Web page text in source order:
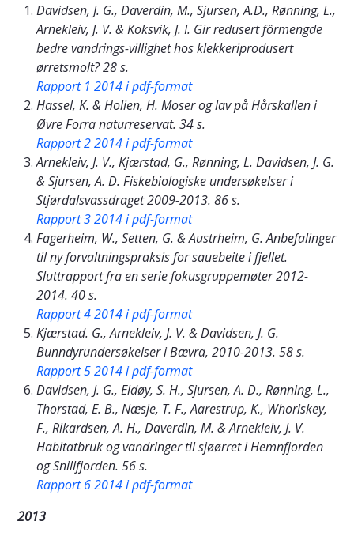
Davidsen, J. G., Daverdin, M., Sjursen, A.D., Rønning, L.,
Arnekleiv, J. V. & Koksvik, J. I. Gir redusert fôrmengde
bedre vandrings-villighet hos klekkeriprodusert
ørretsmolt? 28 s.
Rapport 1 2014 i pdf-format
Hassel, K. & Holien, H. Moser og lav på Hårskallen i
Øvre Forra naturreservat. 34 s.
Rapport 2 2014 i pdf-format
Arnekleiv, J. V., Kjærstad, G., Rønning, L. Davidsen, J. G.
& Sjursen, A. D. Fiskebiologiske undersøkelser i
Stjørdalsvassdraget 2009-2013. 86 s.
Rapport 3 2014 i pdf-format
Fagerheim, W., Setten, G. & Austrheim, G. Anbefalinger
til ny forvaltningspraksis for sauebeite i fjellet.
Sluttrapport fra en serie fokusgruppemøter 2012-
2014. 40 s.
Rapport 4 2014 i pdf-format
Kjærstad. G., Arnekleiv, J. V. & Davidsen, J. G.
Bunndyrundersøkelser i Bævra, 2010-2013. 58 s.
Rapport 5 2014 i pdf-format
Davidsen, J. G., Eldøy, S. H., Sjursen, A. D., Rønning, L.,
Thorstad, E. B., Næsje, T. F., Aarestrup, K., Whoriskey,
F., Rikardsen, A. H., Daverdin, M. & Arnekleiv, J. V.
Habitatbruk og vandringer til sjøørret i Hemnfjorden
og Snillfjorden. 56 s.
Rapport 6 2014 i pdf-format
2013